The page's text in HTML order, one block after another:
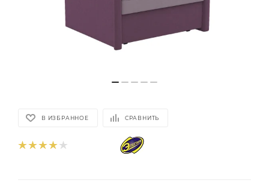
В ИЗБРАННОЕ СРАВНИТЬ